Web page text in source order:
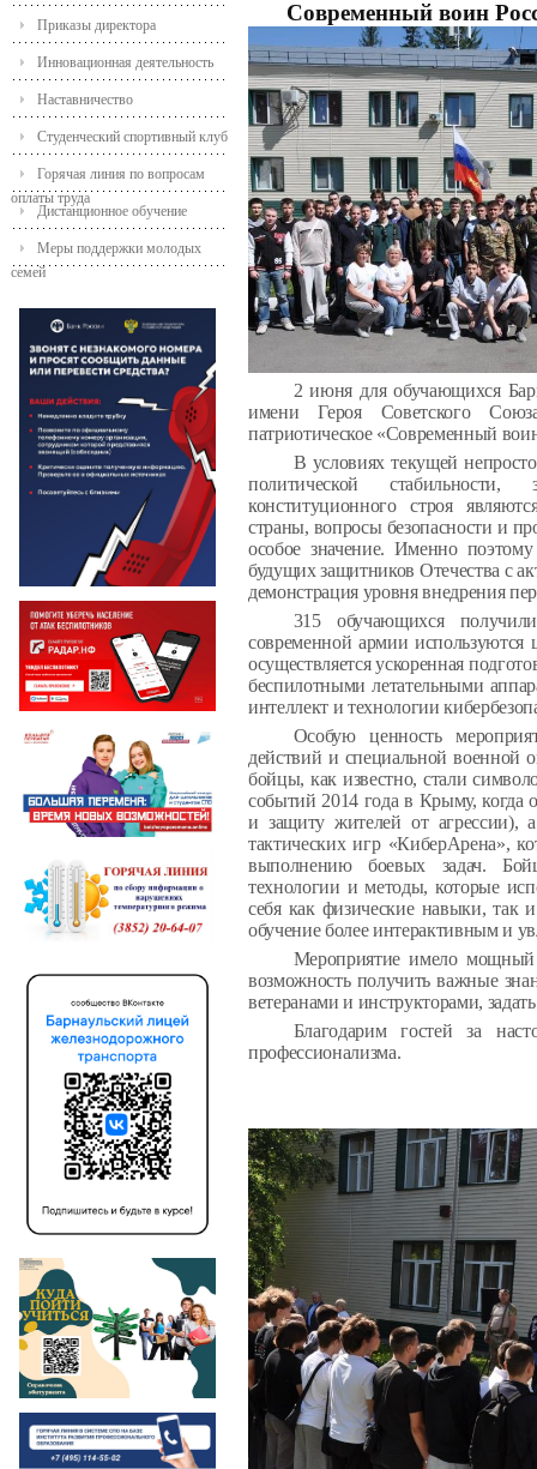
Приказы директора
Инновационная деятельность
Наставничество
Студенческий спортивный клуб
Горячая линия по вопросам
оплаты труда
Дистанционное обучение
Меры поддержки молодых
семей
Современный воин
2 июня для обучающихся
имени Героя Советского
патриотическое «Современный
В условиях текущей
политической
конституционного строя
страны, вопросы безопасности и
особое значение. Именно
будущих защитников Отечества с
демонстрация уровня внедрения
315 обучающихся
современной армии
осуществляется ускоренная
беспилотными летательными
интеллект и технологии
Особую ценность
действий и специальной военной
бойцы, как известно, стали
событий 2014 года в Крыму, когда
и защиту жителей от агрессии),
тактических игр «КиберАрена»,
выполнению боевых задач.
технологии и методы, которые
себя как физические навыки, так
обучение более интерактивным и
Мероприятие имело
возможность получить важные
ветеранами и инструкторами,
Благодарим гостей за
профессионализма.